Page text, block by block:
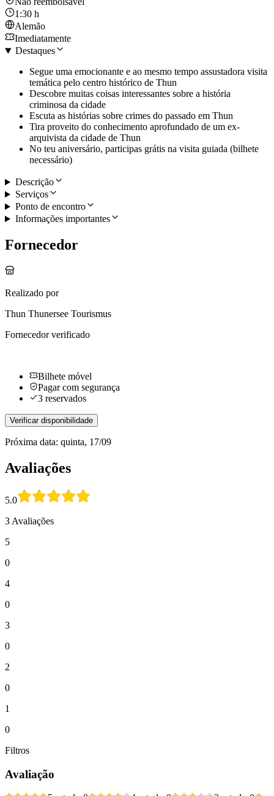
1:30 h
Alemão
Imediatamente
Destaques
Segue uma emocionante e ao mesmo tempo assustadora visita
temática pelo centro histórico de Thun
Descobre muitas coisas interessantes sobre a história
criminosa da cidade
Escuta as histórias sobre crimes do passado em Thun
Tira proveito do conhecimento aprofundado de um ex-
arquivista da cidade de Thun
No teu aniversário, participas grátis na visita guiada (bilhete
necessário)
Descrição
Serviços
Ponto de encontro
Informações importantes
Fornecedor
Realizado por
Thun Thunersee Tourismus
Fornecedor verificado
Bilhete móvel
Pagar com segurança
3 reservados
Verificar disponibilidade
Próxima data: quinta, 17/09
Avaliações
5.0
3 Avaliações
5
0
4
0
3
0
2
0
1
0
Filtros
Avaliação